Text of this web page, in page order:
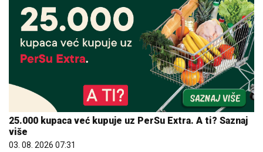
25.000 kupaca već kupuje uz PerSu Extra. A ti? Saznaj
više
03. 08. 2026 07:31